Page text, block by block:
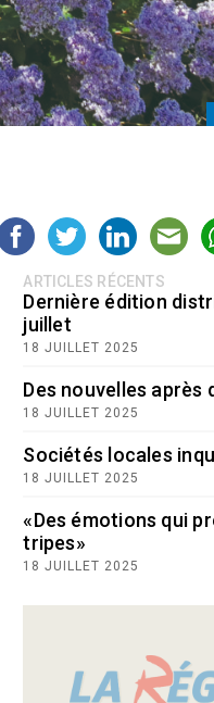
ARTICLES RÉCENTS
Dernière édition
juillet
18 JUILLET 2025
Des nouvelles après
18 JUILLET 2025
Sociétés locales
18 JUILLET 2025
«Des émotions qui
tripes»
18 JUILLET 2025